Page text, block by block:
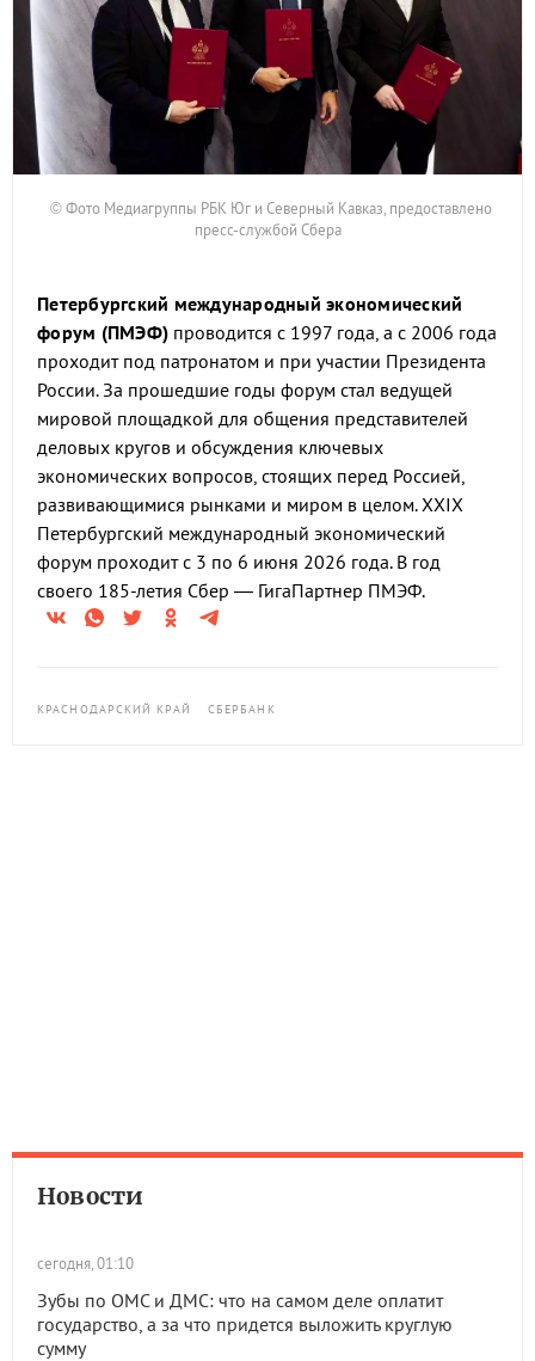
© Фото Медиагруппы РБК Юг и Северный Кавказ, предоставлено
пресс-службой Сбера
Петербургский международный экономический
форум (ПМЭФ) проводится с 1997 года, а с 2006 года
проходит под патронатом и при участии Президента
России. За прошедшие годы форум стал ведущей
мировой площадкой для общения представителей
деловых кругов и обсуждения ключевых
экономических вопросов, стоящих перед Россией,
развивающимися рынками и миром в целом. XXIX
Петербургский международный экономический
форум проходит с 3 по 6 июня 2026 года. В год
своего 185-летия Сбер — ГигаПартнер ПМЭФ.
КРАСНОДАРСКИЙ КРАЙ СБЕРБАНК
Новости
сегодня, 01:10
Зубы по ОМС и ДМС: что на самом деле оплатит
государство, а за что придется выложить круглую
сумму